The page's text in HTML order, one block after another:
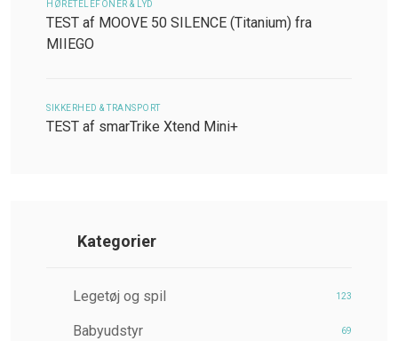
HØRETELEFONER & LYD
TEST af MOOVE 50 SILENCE (Titanium) fra
MIIEGO
SIKKERHED & TRANSPORT
TEST af smarTrike Xtend Mini+
Kategorier
Legetøj og spil 123
Babyudstyr 69